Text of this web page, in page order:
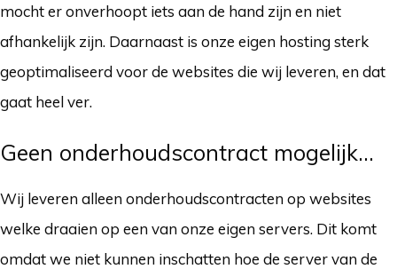
mocht er onverhoopt iets aan de hand zijn en niet
afhankelijk zijn. Daarnaast is onze eigen hosting sterk
geoptimaliseerd voor de websites die wij leveren, en dat
gaat heel ver.
Geen onderhoudscontract mogelijk…
Wij leveren alleen onderhoudscontracten op websites
welke draaien op een van onze eigen servers. Dit komt
omdat we niet kunnen inschatten hoe de server van de